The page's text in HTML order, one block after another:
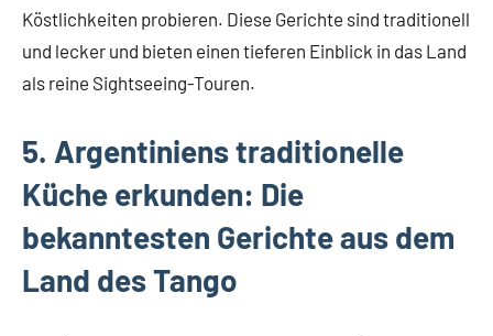
Köstlichkeiten probieren. Diese Gerichte sind traditionell
und lecker und bieten einen tieferen Einblick in das Land
als reine Sightseeing-Touren.
5. Argentiniens traditionelle
Küche erkunden: Die
bekanntesten Gerichte aus dem
Land des Tango